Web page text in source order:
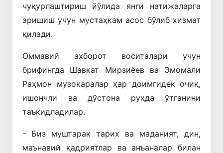
чуқурлаштириш йўлида янги натижаларга
эришиш учун мустаҳкам асос бўлиб хизмат
қилади.
Оммавий ахборот воситалари учун
брифингда Шавкат Мирзиёев ва Эмомали
Раҳмон музокаралар ҳар доимгидек очиқ,
ишончли ва дўстона руҳда ўтганини
таъкидладилар.
- Биз муштарак тарих ва маданият, дин,
маънавий қадриятлар ва анъаналар билан